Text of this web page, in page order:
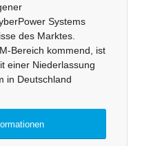
Systems
des Marktes.
Bereich kommend, ist
einer Niederlassung
in Deutschland